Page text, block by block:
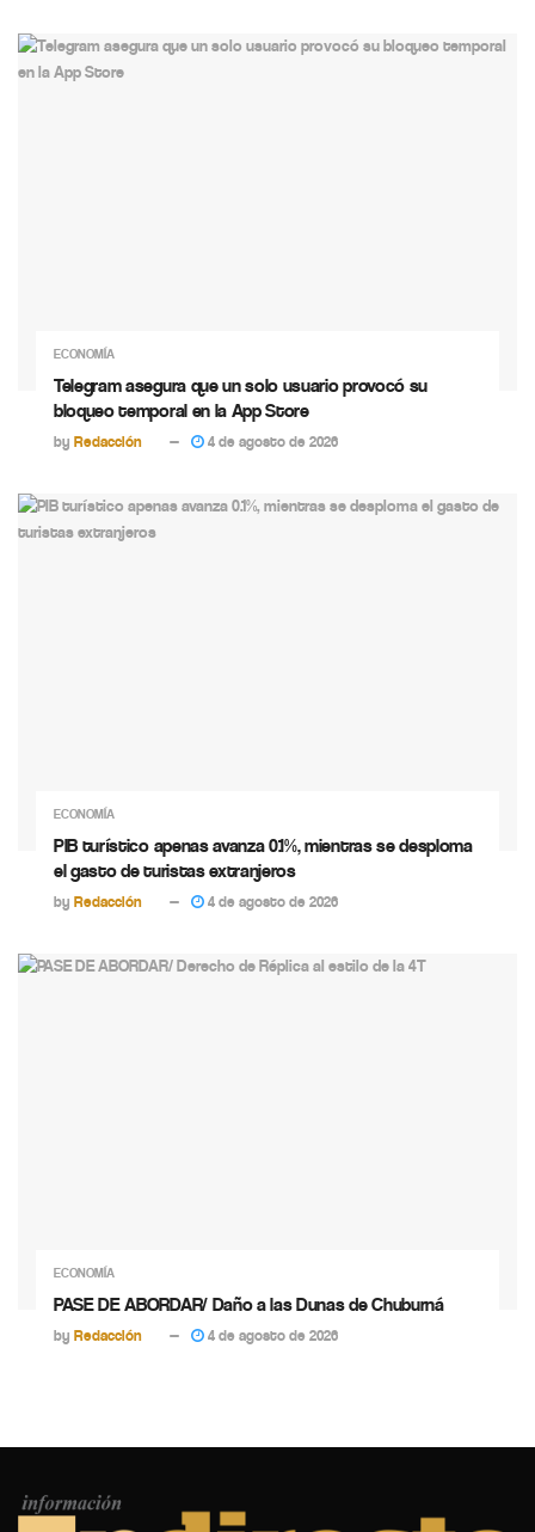
ECONOMÍA
Telegram asegura que un solo usuario provocó su
bloqueo temporal en la App Store
by Redacción 4 de agosto de 2026
ECONOMÍA
PIB turístico apenas avanza 0.1%, mientras se desploma
el gasto de turistas extranjeros
by Redacción 4 de agosto de 2026
ECONOMÍA
PASE DE ABORDAR/ Daño a las Dunas de Chuburná
by Redacción 4 de agosto de 2026